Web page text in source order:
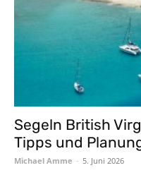
Segeln British
Tipps und
Michael Amme - 5. Juni 2026